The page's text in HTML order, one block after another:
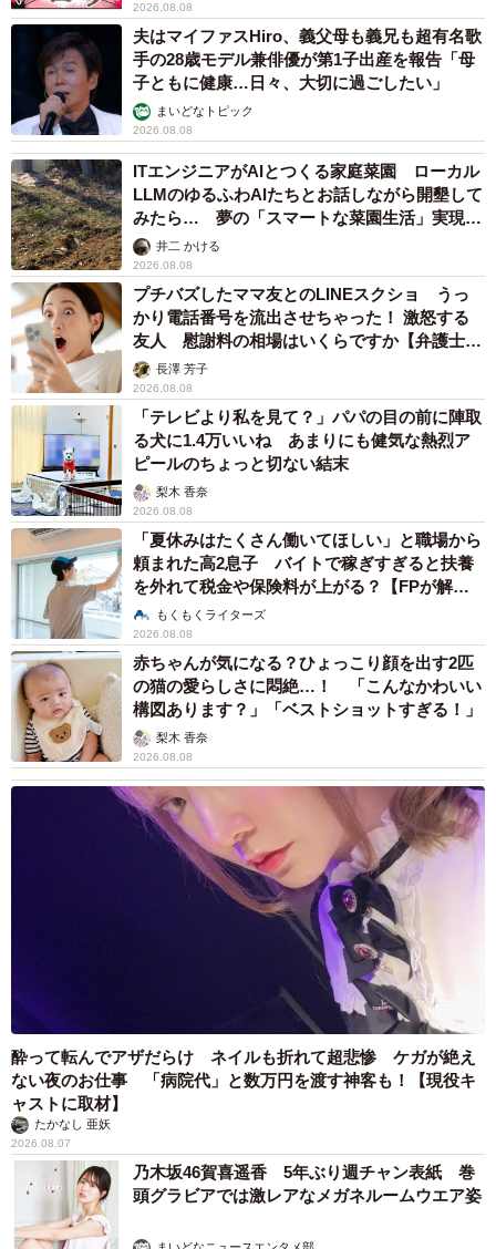
2026.08.08
夫はマイファスHiro、義父母も義兄も超有名歌
手の28歳モデル兼俳優が第1子出産を報告「母
子ともに健康…日々、大切に過ごしたい」
まいどなトピック
2026.08.08
ITエンジニアがAIとつくる家庭菜園 ローカル
LLMのゆるふわAIたちとお話しながら開墾して
みたら… 夢の「スマートな菜園生活」実現な
るか井二 かける
2026.08.08
プチバズしたママ友とのLINEスクショ うっ
かり電話番号を流出させちゃった！ 激怒する
友人 慰謝料の相場はいくらですか【弁護士が
解説】長澤 芳子
2026.08.08
「テレビより私を見て？」パパの目の前に陣取
る犬に1.4万いいね あまりにも健気な熱烈ア
ピールのちょっと切ない結末
梨木 香奈
2026.08.08
「夏休みはたくさん働いてほしい」と職場から
頼まれた高2息子 バイトで稼ぎすぎると扶養
を外れて税金や保険料が上がる？【FPが解
説】もくもくライターズ
2026.08.08
赤ちゃんが気になる？ひょっこり顔を出す2匹
の猫の愛らしさに悶絶…！ 「こんなかわいい
構図あります？」「ベストショットすぎる！」
梨木 香奈
2026.08.08
酔って転んでアザだらけ ネイルも折れて超悲惨 ケガが絶え
ない夜のお仕事 「病院代」と数万円を渡す神客も！【現役キ
ャストに取材】
たかなし 亜妖
2026.08.07
乃木坂46賀喜遥香 5年ぶり週チャン表紙 巻
頭グラビアでは激レアなメガネルームウエア姿